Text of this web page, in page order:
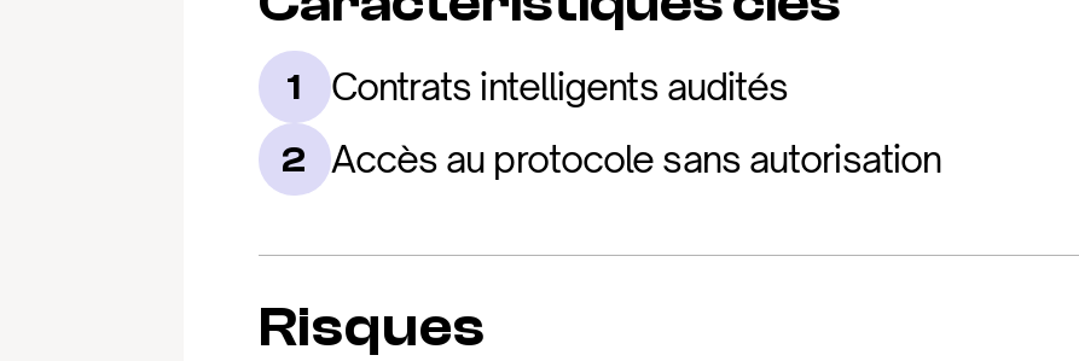
1 Contrats intelligents audités
2 Accès au protocole sans autorisation
Risques